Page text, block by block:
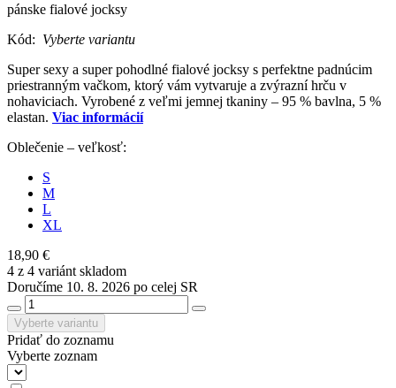
pánske fialové jocksy
Kód: Vyberte variantu
Super sexy a super pohodlné fialové jocksy s perfektne padnúcim
priestranným vačkom, ktorý vám vytvaruje a zvýrazní hrču v
nohaviciach. Vyrobené z veľmi jemnej tkaniny – 95 % bavlna, 5 %
elastan. Viac informácií
Oblečenie – veľkosť:
S
M
L
XL
18,90 €
4 z 4 variánt skladom
Doručíme 10. 8. 2026 po celej SR
Vyberte variantu
Pridať do zoznamu
Vyberte zoznam